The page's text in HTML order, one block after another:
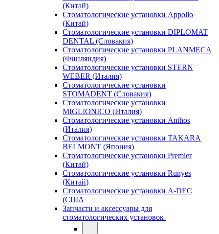
(Китай)
Стоматологические установки Appollo
(Китай)
Стоматологические установки DIPLOMAT
DENTAL (Словакия)
Стоматологические установки PLANMECA
(Финляндия)
Стоматологические установки STERN
WEBER (Италия)
Стоматологические установки
STOMADENT (Словакия)
Стоматологические установки
MIGLIONICO (Италия)
Стоматологические установки Anthos
(Италия)
Стоматологические установки TAKARA
BELMONT (Япония)
Стоматологические установки Premier
(Китай)
Стоматологические установки Runyes
(Китай)
Стоматологические установки A-DEC
(США
Запчасти и аксессуары для
стоматологических установок